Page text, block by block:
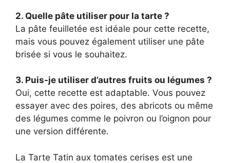
2. Quelle pâte utiliser pour la tarte ?
La pâte feuilletée est idéale pour cette recette,
mais vous pouvez également utiliser une pâte
brisée si vous le souhaitez.
3. Puis-je utiliser d’autres fruits ou légumes ?
Oui, cette recette est adaptable. Vous pouvez
essayer avec des poires, des abricots ou même
des légumes comme le poivron ou l’oignon pour
une version différente.
La Tarte Tatin aux tomates cerises est une